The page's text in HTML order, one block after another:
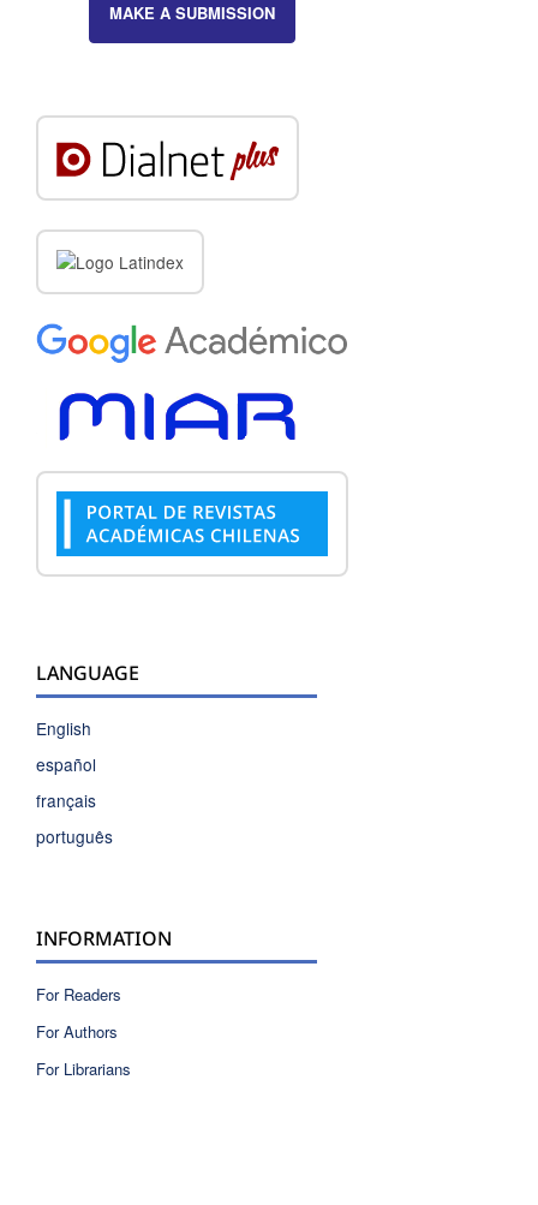
MAKE A SUBMISSION
LANGUAGE
English
español
français
português
INFORMATION
For Readers
For Authors
For Librarians